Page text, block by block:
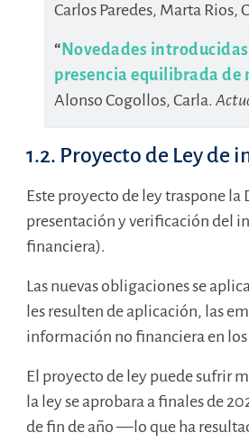
Carlos Paredes, Marta Rios,
“ Novedades
presencia equilibrada de
Alonso Cogollos, Carla.
1.2. Proyecto de Ley
Este proyecto de ley traspone
presentación y verificación del
financiera).
Las nuevas obligaciones se
les resulten de aplicación, las
información no financiera en los
El proyecto de ley puede sufrir
la ley se aprobara a finales de
de fin de año —lo que ha